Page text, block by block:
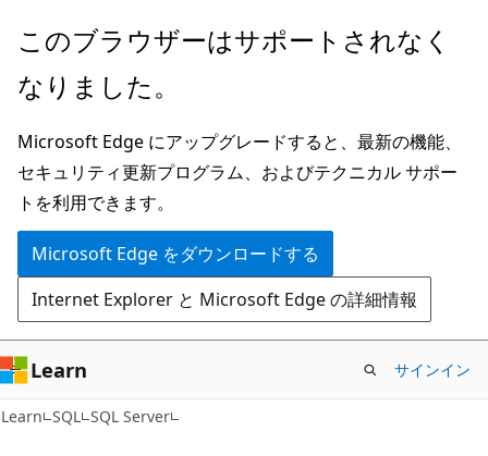
メ
ン
ン
テ
ン
ツ
に
ス
キ
ッ
プ
このブラウザーはサポートされなく
なりました。
Microsoft Edge にアップグレードすると、最新の機能、
セキュリティ更新プログラム、およびテクニカル サポー
トを利用できます。
Microsoft Edge をダウンロードする
Internet Explorer と Microsoft Edge の詳細情報
Learn サインイン
Learn SQL SQL Server